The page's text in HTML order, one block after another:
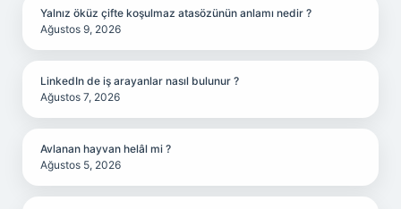
Yalnız öküz çifte koşulmaz atasözünün anlamı nedir ?
Ağustos 9, 2026
LinkedIn de iş arayanlar nasıl bulunur ?
Ağustos 7, 2026
Avlanan hayvan helâl mi ?
Ağustos 5, 2026